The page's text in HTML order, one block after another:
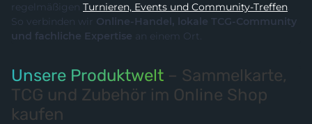
regelmäßigen
Turnieren, Events und Community-Treffen.
So verbinden wir Online-Handel, lokale TCG-Community
und fachliche Expertise an einem Ort.
Unsere Produktwelt – Sammelkarte,
TCG und Zubehör im Online Shop
kaufen